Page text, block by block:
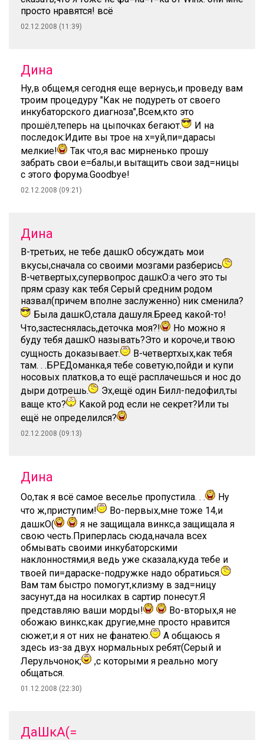
просто нравятся! всё
02.12.2008 (11:39)
Дина
Ну,в общем,я сегодня еще вернусь,и проведу вам
троим процедуру "Как не подуреть от своего
инкубаторского диагноза",Всем,кто это
прошёл,теперь на цыпочках бегают.
И на
последок:Идите вы трое на х=уй,пи=дарасы
мелкие!
Так что,я вас мирненько прошу
забрать свои е=балы,и вытащить свои зад=ницы
с этого форума.Goodbye!
02.12.2008 (09:21)
Дина
В-третьих, не тебе дашкО обсуждать мои
вкусы,сначала со своими мозгами разберись
В-четвертых,супервопрос дашкО:а чего это ты
прям сразу как тебя Серый средним родом
назвал(причем вполне заслуженно) ник сменила?
Была дашкО,стала дашуля.Бреед какой-то!
Что,застеснялась,деточка моя?!
Но можно я
буду тебя дашкО называть?Это и короче,и твою
сущность доказывает.
В-четвертхых,как тебя
там. . .БРЕДоманка,я тебе советую,пойди и купи
носовых платков,а то ещё расплачешься и нос до
дыри дотрешь.
Эх,ещё один Билл-педофил,ты
ваще кто?
Какой род если не секрет?Или ты
ещё не определился?
02.12.2008 (09:13)
Дина
Оо,так я всё самое веселье пропустила. . .
Ну
что ж,приступим!
Во-первых,мне тоже 14,и
дашкО(
я не защищала винкс,а защищала я
свою честь.Приперлась сюда,начала всех
обмывать своими инкубаторскими
наклонностями,я ведь уже сказала,куда тебе и
твоей пи=дараске-подружке надо обратиься.
Вам там быстро помогут,клизму в зад=ницу
засунут,да на носилках в сартир понесут.Я
представляю ваши морды!
Во-вторых,я не
обожаю винкс,как другие,мне просто нравится
сюжет,и я от них не фанатею.
А общаюсь я
здесь из-за двух нормальных ребят(Серый и
Лерульчонок;
,с которыми я реально могу
общаться.
01.12.2008 (22:30)
ДаШкА(=